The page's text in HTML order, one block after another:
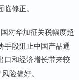
修正。
对华加征关税幅度超
手段阻止中国产品通
口和经济增长带来较
险偏好。